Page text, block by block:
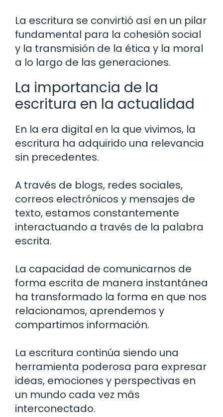
La escritura se convirtió así en un pilar
fundamental para la cohesión social
y la transmisión de la ética y la moral
a lo largo de las generaciones.
La importancia de la
escritura en la actualidad
En la era digital en la que vivimos, la
escritura ha adquirido una relevancia
sin precedentes.
A través de blogs, redes sociales,
correos electrónicos y mensajes de
texto, estamos constantemente
interactuando a través de la palabra
escrita.
La capacidad de comunicarnos de
forma escrita de manera instantánea
ha transformado la forma en que nos
relacionamos, aprendemos y
compartimos información.
La escritura continúa siendo una
herramienta poderosa para expresar
ideas, emociones y perspectivas en
un mundo cada vez más
interconectado.